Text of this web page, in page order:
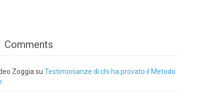
Comments
Zoggia su Testimonianze di chi ha provato il Metodo